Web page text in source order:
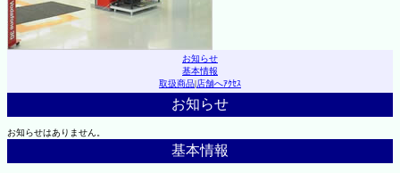
お知らせ
基本情報
取扱商品|店舗へｱｸｾｽ
お知らせ
お知らせはありません。
基本情報